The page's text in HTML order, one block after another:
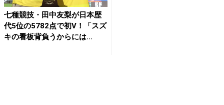
七種競技・田中友梨が日本歴
代5位の5782点で初V！「スズ
キの看板背負うからには...